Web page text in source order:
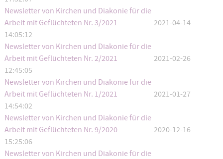
Newsletter von Kirchen und Diakonie für die
Arbeit mit Geflüchteten Nr. 3/2021
2021-04-14
14:05:12
Newsletter von Kirchen und Diakonie für die
Arbeit mit Geflüchteten Nr. 2/2021
2021-02-26
12:45:05
Newsletter von Kirchen und Diakonie für die
Arbeit mit Geflüchteten Nr. 1/2021
2021-01-27
14:54:02
Newsletter von Kirchen und Diakonie für die
Arbeit mit Geflüchteten Nr. 9/2020
2020-12-16
15:25:06
Newsletter von Kirchen und Diakonie für die